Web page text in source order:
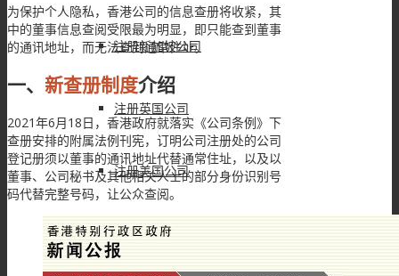
注册新加坡公司
注册英国公司
注册美国公司
注册法国公司
为保护个人隐私，香港公司的信息查册将收紧，其
中的董事信息查阅受限最为明显，即只能查到董事
的通讯地址，而无法查到通常住址。
一、 新查册制度介绍
2021年6月18日，香港政府就落实《公司条例》下
查册安排的附属法例刊宪，订明公司注册处的公司
登记册须以董事的通讯地址代替通常住址，以及以
董事、公司秘书及其他相关人士的部分身份识别号
码代替完整号码，让公众查阅。